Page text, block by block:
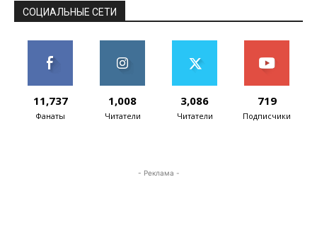
СОЦИАЛЬНЫЕ СЕТИ
11,737
Фанаты
1,008
Читатели
3,086
Читатели
719
Подписчики
- Реклама -